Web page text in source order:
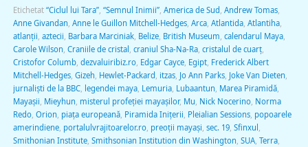
Etichetat “Ciclul lui Tara”, “Semnul Inimii”, America de Sud Andrew Tomas,
Anne Givandan Anne le Guillon Mitchell-Hedges, Arca, Atlantida, Atlantiha,
atlanţii aztecii Barbara Marciniak, Belize, British Museum calendarul Maya,
Carole Wilson Craniile de cristal craniul Sha-Na-Ra, cristalul de cuarţ,
Cristofor Columb, dezvaluiribiz.ro, Edgar Cayce, Egipt, Frederick Albert
Mitchell-Hedges, Gizeh Hewlet-Packard itzas, Jo Ann Parks, Joke Van Dieten
jurnalişti de la BBC, legendei maya, Lemuria, Lubaantun Marea Piramidă,
Mayaşii Mieyhun misterul profeţiei mayaşilor, Mu Nick Nocerino, Norma
Redo, Orion piaţa europeană, Piramida Iniţerii Pleialian Sessions, popoarele
amerindiene, portalulvrajitoarelor.ro, preoţii mayaşi sec. 19, Sfinxul
Smithonian Institute, Smithsonian Institution din Washington SUA, Terra,